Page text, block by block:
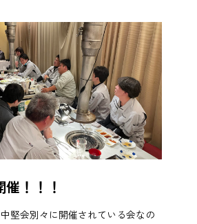
々 […]
！！！
堅会別々に開催されている会なの